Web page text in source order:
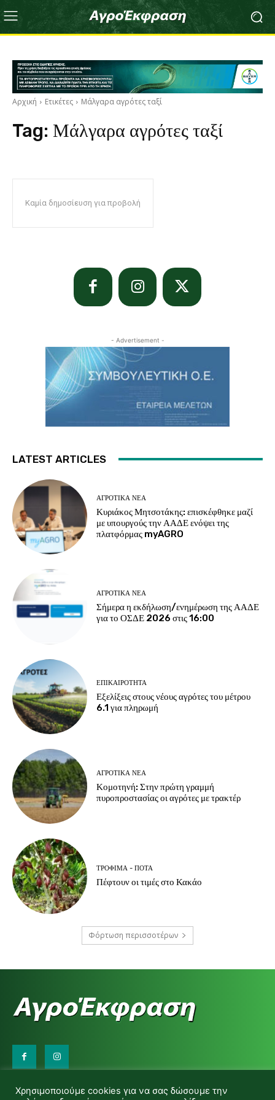
Αρχική Ετικέτες Μάλγαρα αγρότες ταξί
Tag: Μάλγαρα αγρότες ταξί
Καμία δημοσίευση για προβολή
- Advertisement -
LATEST ARTICLES
ΑΓΡΟΤΙΚΆ ΝΈΑ
Κυριάκος Μητσοτάκης: επισκέφθηκε μαζί
με υπουργούς την ΑΑΔΕ ενόψει της
πλατφόρμας myAGRO
ΑΓΡΟΤΙΚΆ ΝΈΑ
Σήμερα η εκδήλωση/ενημέρωση της ΑΑΔΕ
για το ΟΣΔΕ 2026 στις 16:00
ΕΠΙΚΑΙΡΌΤΗΤΑ
Εξελίξεις στους νέους αγρότες του μέτρου
6.1 για πληρωμή
ΑΓΡΟΤΙΚΆ ΝΈΑ
Κομοτηνή: Στην πρώτη γραμμή
πυροπροστασίας οι αγρότες με τρακτέρ
ΤΡΌΦΙΜΑ - ΠΟΤΆ
Πέφτουν οι τιμές στο Κακάο
Φόρτωση περισσοτέρων
d.makas@yahoo.gr
Χρησιμοποιούμε cookies για να σας δώσουμε την